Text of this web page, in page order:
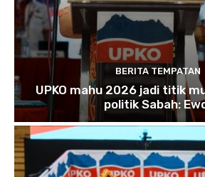
BERITA TEMPATAN
UPKO mahu 2026 jadi titik
politik Sabah: